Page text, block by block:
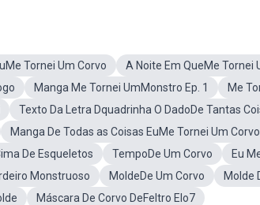
Tornei Um Corvo
A Noite Em QueMe Tornei
Manga Me Tornei UmMonstro Ep. 1
Me
Texto Da Letra Dquadrinha O DadoDe Tantas
Manga De Todas as Coisas EuMe Tornei Um
De Esqueletos
TempoDe Um Corvo
Eu
Monstruoso
MoldeDe Um Corvo
Molde
Máscara De Corvo DeFeltro Elo7